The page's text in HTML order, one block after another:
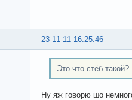
23-11-11 16:25:46
Это что стёб такой?
Ну яж говорю шо